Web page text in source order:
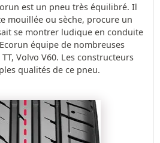
est un pneu très équilibré. Il
mouillée ou sèche, procure un
se montrer ludique en conduite
équipe de nombreuses
Volvo V60. Les constructeurs
qualités de ce pneu.